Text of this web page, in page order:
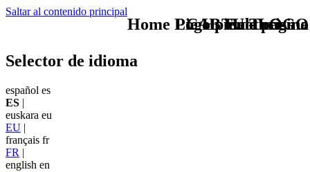
Saltar al contenido principal
TU - LOGO
Selector de idioma
español es
ES |
euskara eu
EU |
français fr
FR |
english en
CAB Enoturismo
Home Logo pie de página
Pie Home Turismo